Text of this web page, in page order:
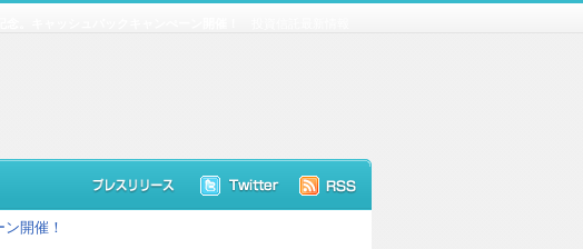
。キャッシュバックキャンぺーン開催！
開催！